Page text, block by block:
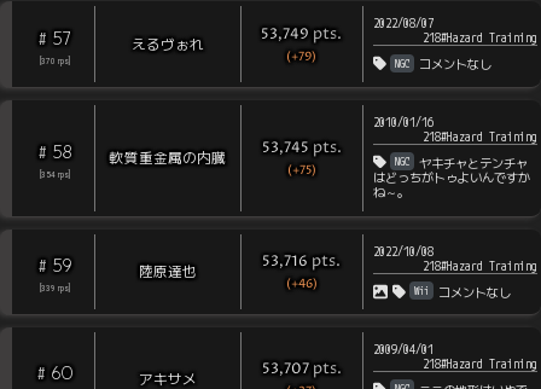
# 57
[370 rps
えるヴぉれ 53,749 pts.
(+79)
2022/08/07
218#Hazard Training
NGC コメントなし
# 58
[354 rps
軟質重金属の内臓 53,745 pts.
(+75)
2010/01/16
218#Hazard Training
NGC
ヤキチャとテンチャ
はどっちがトゥよいんですか
ね～。
# 59
[339 rps
陸原達也 53,716 pts.
(+46)
2022/10/08
218#Hazard Training
Wii コメントなし
# 60 アキサメ 53,707 pts.
2009/04/01
218#Hazard Training